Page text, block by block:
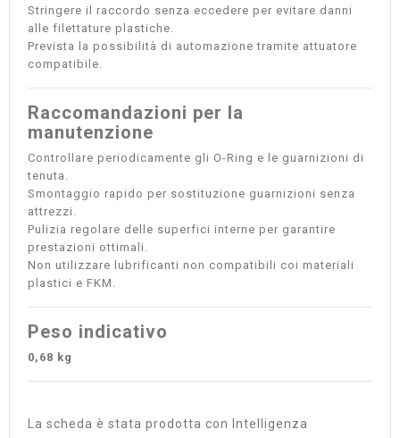
Stringere il raccordo senza eccedere per evitare danni
alle filettature plastiche.
Prevista la possibilità di automazione tramite attuatore
compatibile.
Raccomandazioni per la
manutenzione
Controllare periodicamente gli O-Ring e le guarnizioni di
tenuta.
Smontaggio rapido per sostituzione guarnizioni senza
attrezzi.
Pulizia regolare delle superfici interne per garantire
prestazioni ottimali.
Non utilizzare lubrificanti non compatibili coi materiali
plastici e FKM.
Peso indicativo
0,68 kg
La scheda è stata prodotta con Intelligenza